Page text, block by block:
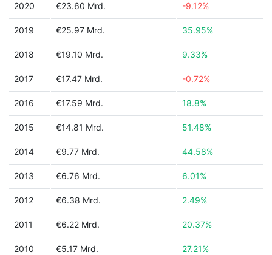
2020 €23.60 Mrd. -9.12%
2019 €25.97 Mrd. 35.95%
2018 €19.10 Mrd. 9.33%
2017 €17.47 Mrd. -0.72%
2016 €17.59 Mrd. 18.8%
2015 €14.81 Mrd. 51.48%
2014 €9.77 Mrd. 44.58%
2013 €6.76 Mrd. 6.01%
2012 €6.38 Mrd. 2.49%
2011 €6.22 Mrd. 20.37%
2010 €5.17 Mrd. 27.21%